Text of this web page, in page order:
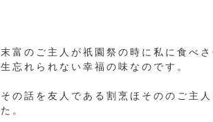
末富のご主人が祇園祭の時に私に食べ
生忘れられない幸福の味なのです。
その話を友人である割烹ほそののご主
た。